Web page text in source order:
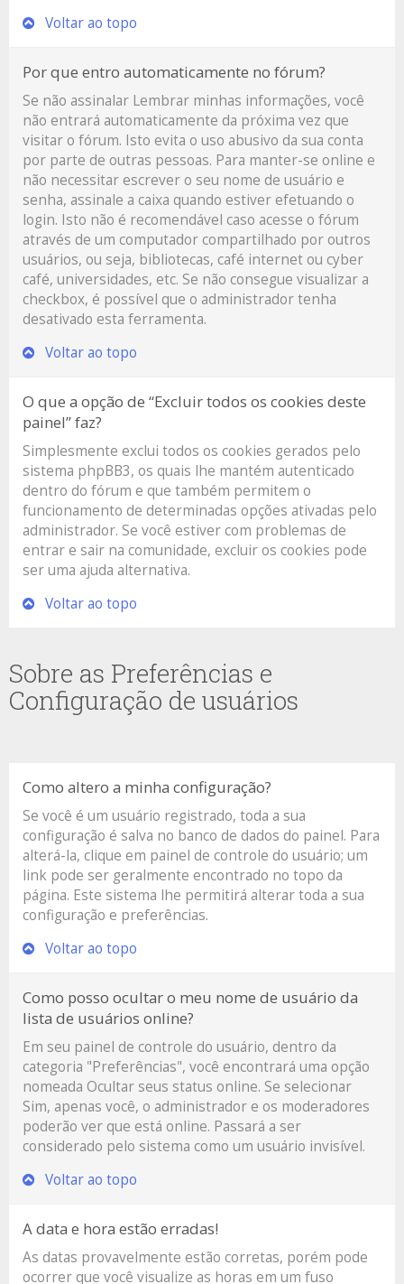
Voltar ao topo
Por que entro automaticamente no fórum?
Se não assinalar Lembrar minhas informações, você
não entrará automaticamente da próxima vez que
visitar o fórum. Isto evita o uso abusivo da sua conta
por parte de outras pessoas. Para manter-se online e
não necessitar escrever o seu nome de usuário e
senha, assinale a caixa quando estiver efetuando o
login. Isto não é recomendável caso acesse o fórum
através de um computador compartilhado por outros
usuários, ou seja, bibliotecas, café internet ou cyber
café, universidades, etc. Se não consegue visualizar a
checkbox, é possível que o administrador tenha
desativado esta ferramenta.
Voltar ao topo
O que a opção de “Excluir todos os cookies deste
painel” faz?
Simplesmente exclui todos os cookies gerados pelo
sistema phpBB3, os quais lhe mantém autenticado
dentro do fórum e que também permitem o
funcionamento de determinadas opções ativadas pelo
administrador. Se você estiver com problemas de
entrar e sair na comunidade, excluir os cookies pode
ser uma ajuda alternativa.
Voltar ao topo
Sobre as Preferências e
Configuração de usuários
Como altero a minha configuração?
Se você é um usuário registrado, toda a sua
configuração é salva no banco de dados do painel. Para
alterá-la, clique em painel de controle do usuário; um
link pode ser geralmente encontrado no topo da
página. Este sistema lhe permitirá alterar toda a sua
configuração e preferências.
Voltar ao topo
Como posso ocultar o meu nome de usuário da
lista de usuários online?
Em seu painel de controle do usuário, dentro da
categoria "Preferências", você encontrará uma opção
nomeada Ocultar seus status online. Se selecionar
Sim, apenas você, o administrador e os moderadores
poderão ver que está online. Passará a ser
considerado pelo sistema como um usuário invisível.
Voltar ao topo
A data e hora estão erradas!
As datas provavelmente estão corretas, porém pode
ocorrer que você visualize as horas em um fuso